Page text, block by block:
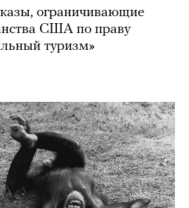
ограничивающие
США по праву
туризм»